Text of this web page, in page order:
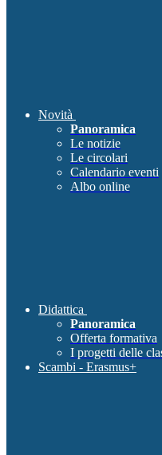
Novità
Panoramica
Le notizie
Le circolari
Calendario eventi
Albo online
Didattica
Panoramica
Offerta formativa
I progetti delle
Scambi - Erasmus+